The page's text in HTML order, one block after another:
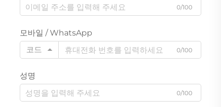
0/100
모바일 / WhatsApp
코드
0/100
성명
0/100